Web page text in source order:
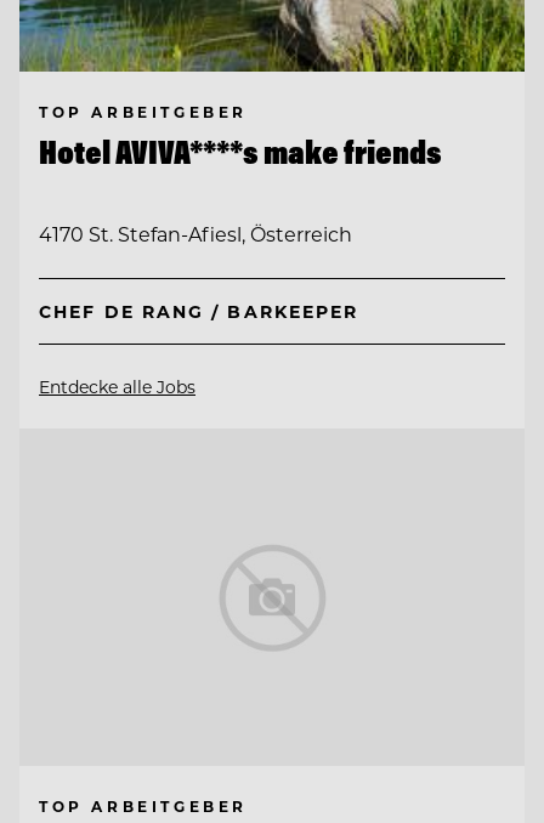
TOP ARBEITGEBER
Hotel AVIVA****s make friends
4170 St. Stefan-Afiesl, Österreich
CHEF DE RANG / BARKEEPER
Entdecke alle Jobs
TOP ARBEITGEBER